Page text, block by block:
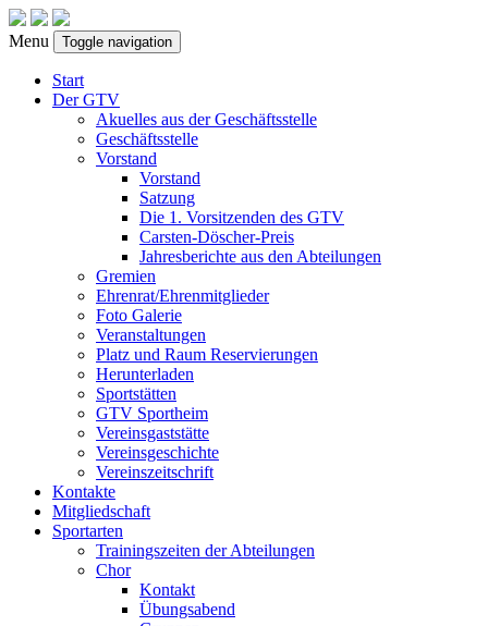
Menu Toggle navigation
Start
Der GTV
Akuelles aus der Geschäftsstelle
Geschäftsstelle
Vorstand
Vorstand
Satzung
Die 1. Vorsitzenden des GTV
Carsten-Döscher-Preis
Jahresberichte aus den Abteilungen
Gremien
Ehrenrat/Ehrenmitglieder
Foto Galerie
Veranstaltungen
Platz und Raum Reservierungen
Herunterladen
Sportstätten
GTV Sportheim
Vereinsgaststätte
Vereinsgeschichte
Vereinszeitschrift
Kontakte
Mitgliedschaft
Sportarten
Trainingszeiten der Abteilungen
Chor
Kontakt
Übungsabend